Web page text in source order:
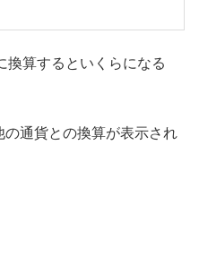
換算するといくらになる
の通貨との換算が表示され